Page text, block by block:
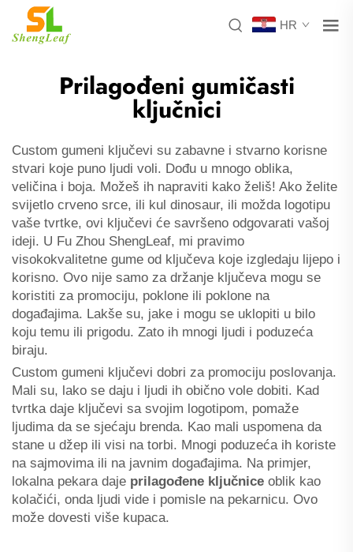
HR
Prilagođeni gumičasti
ključnici
Custom gumeni ključevi su zabavne i stvarno korisne
stvari koje puno ljudi voli. Dođu u mnogo oblika,
veličina i boja. Možeš ih napraviti kako želiš! Ako želite
svijetlo crveno srce, ili kul dinosaur, ili možda logotipu
vaše tvrtke, ovi ključevi će savršeno odgovarati vašoj
ideji. U Fu Zhou ShengLeaf, mi pravimo
visokokvalitetne gume od ključeva koje izgledaju lijepo i
korisno. Ovo nije samo za držanje ključeva mogu se
koristiti za promociju, poklone ili poklone na
događajima. Lakše su, jake i mogu se uklopiti u bilo
koju temu ili prigodu. Zato ih mnogi ljudi i poduzeća
biraju.
Custom gumeni ključevi dobri za promociju poslovanja.
Mali su, lako se daju i ljudi ih obično vole dobiti. Kad
tvrtka daje ključevi sa svojim logotipom, pomaže
ljudima da se sjećaju brenda. Kao mali uspomena da
stane u džep ili visi na torbi. Mnogi poduzeća ih koriste
na sajmovima ili na javnim događajima. Na primjer,
lokalna pekara daje prilagođene ključnice oblik kao
kolačići, onda ljudi vide i pomisle na pekarnicu. Ovo
može dovesti više kupaca.